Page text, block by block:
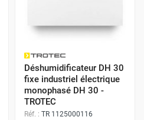
Déshumidificateur DH 30
fixe industriel électrique
monophasé DH 30 -
TROTEC
Réf. : TR 1125000116